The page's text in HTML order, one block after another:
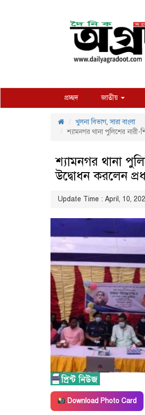
প্রচ্ছদ জাতীয়
খুলনা বিভাগ,সারা বাংলা
শ্যামনগর থানা পুলিশের নারী-
শ্যামনগর থানা
উদ্বোধন করলেন
Update Time : April, 10,
Download Photo Card